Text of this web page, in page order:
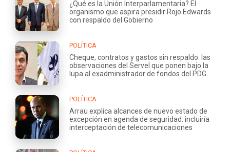
¿Qué es la Unión Interparlamentaria? El
organismo que aspira presidir Rojo Edwards
con respaldo del Gobierno
POLÍTICA
Cheque, contratos y gastos sin respaldo: las
observaciones del Servel que ponen bajo la
lupa al exadministrador de fondos del PDG
POLÍTICA
Arrau explica alcances de nuevo estado de
excepción en agenda de seguridad: incluiría
interceptación de telecomunicaciones